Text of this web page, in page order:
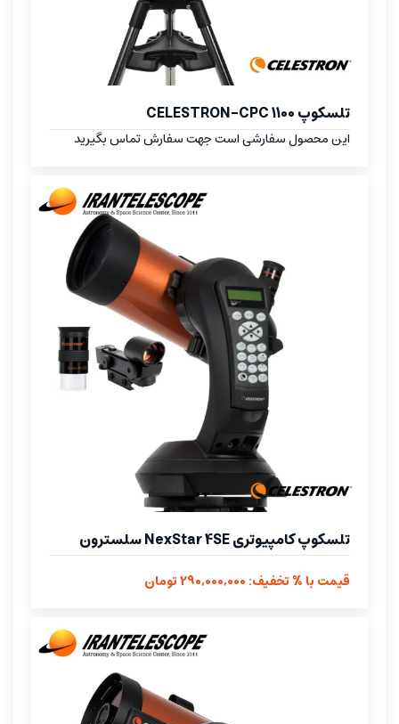
تلسکوپ CELESTRON-CPC 1100
این محصول سفارشی است جهت سفارش تماس بگیرید
تلسکوپ کامپیوتری NexStar 4SE سلسترون
قیمت با % تخفیف: 290,000,000 تومان